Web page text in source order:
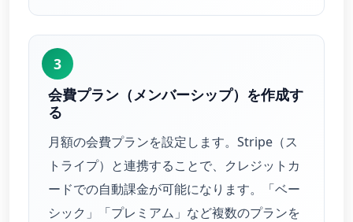
3
会費プラン（メンバーシップ）を作成す
る
月額の会費プランを設定します。Stripe（ス
トライプ）と連携することで、クレジットカ
ードでの自動課金が可能になります。「ベー
シック」「プレミアム」など複数のプランを